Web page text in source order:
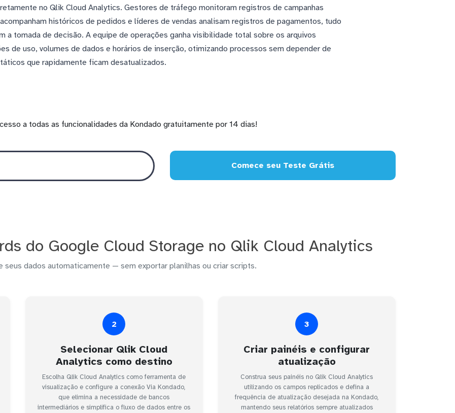
no Qlik Cloud Analytics. Gestores de tráfego monitoram registros de campanhas
históricos de pedidos e líderes de vendas analisam registros de pagamentos, tudo
a tomada de decisão. A equipe de operações ganha visibilidade total sobre os arquivos
de uso, volumes de dados e horários de inserção, otimizando processos sem depender de
que rapidamente ficam desatualizados.
a todas as funcionalidades da Kondado gratuitamente por 14 dias!
Comece seu Teste Grátis
do Google Cloud Storage no Qlik Cloud Analytics
seus dados automaticamente — sem exportar planilhas ou criar scripts.
2
Selecionar Qlik Cloud
Analytics como destino
Escolha Qlik Cloud Analytics como ferramenta de
visualização e configure a conexão Via Kondado,
que elimina a necessidade de bancos
intermediários e simplifica o fluxo de dados entre os
3
Criar painéis e configurar
atualização
Construa seus painéis no Qlik Cloud Analytics
utilizando os campos replicados e defina a
frequência de atualização desejada na Kondado,
mantendo seus relatórios sempre atualizados